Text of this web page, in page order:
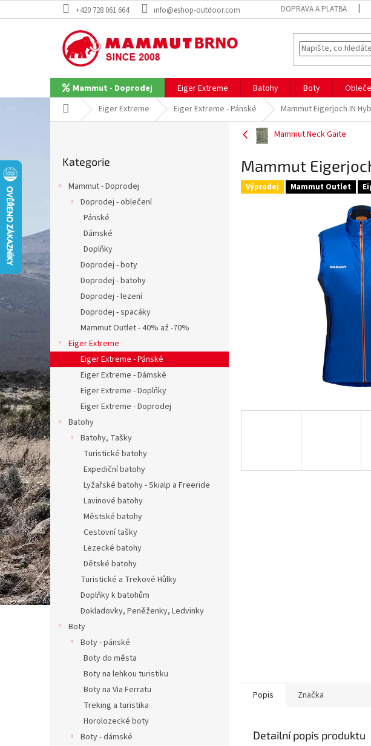
na
+420 728 061 664 info@eshop-outdoor.com DOPRAVA A PLATBA
Mammut - Doprodej Eiger Extreme Batohy Boty
Domů Eiger Extreme Eiger Extreme - Pánské Mammut Eigerjoch IN
í
a
n
kategorie
Kategorie
Mammut - Doprodej
Doprodej - oblečení
Pánské
Dámské
Doplňky
Doprodej - boty
Doprodej - batohy
Doprodej - lezení
Doprodej - spacáky
Mammut Outlet - 40% až -70%
Eiger Extreme
Eiger Extreme - Pánské
Eiger Extreme - Dámské
Eiger Extreme - Doplňky
Eiger Extreme - Doprodej
Batohy
Batohy, Tašky
Turistické batohy
Expediční batohy
Lyžařské batohy - Skialp a Freeride
Lavinové batohy
Městské batohy
Cestovní tašky
Lezecké batohy
Dětské batohy
Turistické a Trekové Hůlky
Doplňky k batohům
Dokladovky, Peněženky, Ledvinky
Boty
Boty - pánské
Boty do města
Boty na lehkou turistiku
Boty na Via Ferratu
Treking a turistika
Horolozecké boty
Boty - dámské
Mammut Neck Gaite
Mammut
Výprodej Mammut Outlet
Popis Značka
Detailní popis produktu